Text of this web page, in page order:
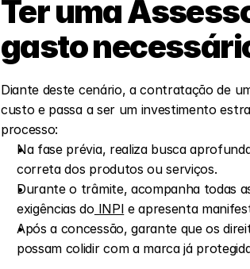
Ter uma
gasto
Diante deste cenário, a contratação de
custo e passa a ser um investimento
processo:
Na fase prévia, realiza busca
correta dos produtos ou serviços.
Durante o trâmite, acompanha todas
exigências do INPI e apresenta
Após a concessão, garante que os
possam colidir com a marca já